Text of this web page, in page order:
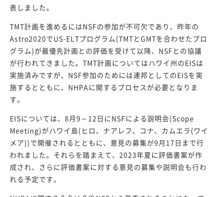
表しました。
TMT計画を進めるにはNSFの参加が不可欠であり、昨年の
Astro2020でUS-ELTプログラム(TMTとGMTを合わせたプロ
グラム)が最優先計画との評価を受けて以降、NSFとの協議
が行われてきました。TMT計画についてはハワイ州のEISは
実施済みですが、NSF参加のためには連邦としてのEISを実
施するとともに、NHPAに関するプロセスが必要となりま
す。
EISについては、8月9～12日にNSFによる説明会(Scope
Meeting)がハワイ島(ヒロ、ナアレフ、コナ、カムエラ(ワイ
メア))で開催されるとともに、意見の募集が9月17日まで行
われました。それらを踏まえて、2023年夏に評価書案が作
成され、さらに評価書案に対する意見の募集や説明会も行わ
れる予定です。